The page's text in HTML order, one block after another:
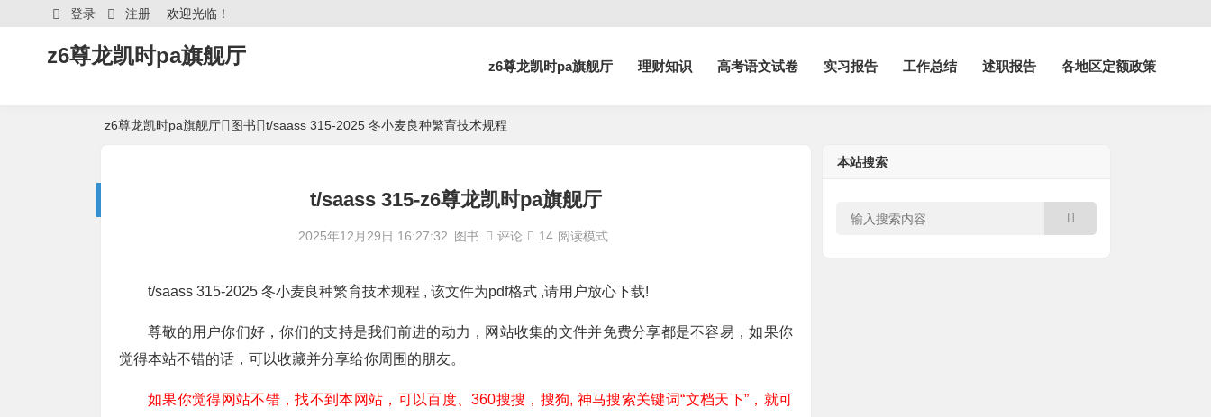
欢迎光临！
登录 注册
z6尊龙凯时pa旗舰厅 z6尊龙凯时pa旗舰厅 理财知识 高考语文试卷 实习报告 工作总结 述职报告 各地区定额政策
z6尊龙凯时pa旗舰厅 图书 t/saass 315-2025 冬小麦良种繁育技术规程
t/saass 315-z6尊龙凯时pa旗舰厅
2025年12月29日 16:27:32 图书 评论 14 阅读模式
t/saass 315-2025 冬小麦良种繁育技术规程 , 该文件为pdf格式 ,请用户放心下载!
尊敬的用户你们好，你们的支持是我们前进的动力，网站收集的文件并免费分享都是不容易，如果你
觉得本站不错的话，可以收藏并分享给你周围的朋友。
如果你觉得网站不错，找不到本网站，可以百度、360搜搜，搜狗, 神马搜索关键词“文档天下”，就可
本站搜索